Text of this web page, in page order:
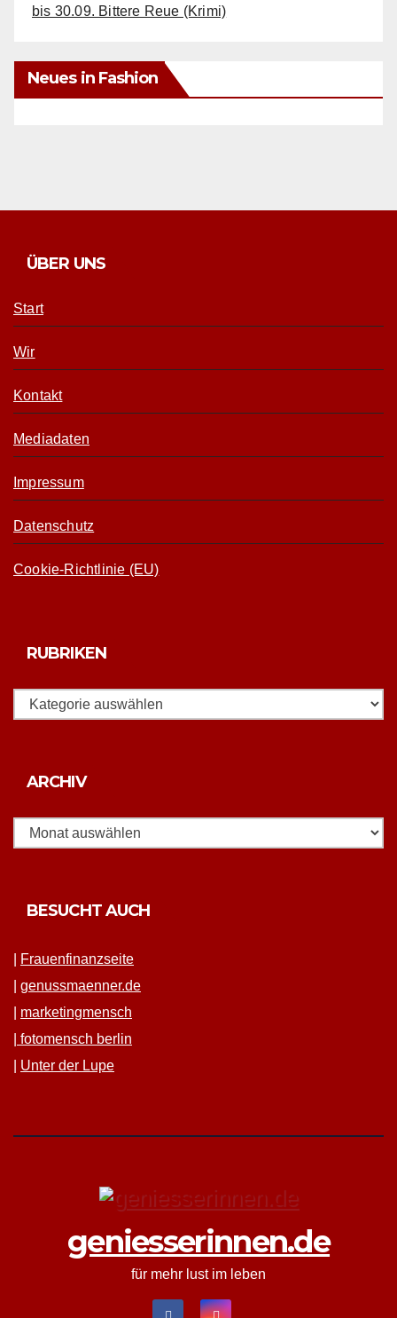
bis 30.09. Bittere Reue (Krimi)
Neues in Fashion
ÜBER UNS
Start
Wir
Kontakt
Mediadaten
Impressum
Datenschutz
Cookie-Richtlinie (EU)
RUBRIKEN
Rubriken
ARCHIV
BESUCHT AUCH
Frauen­fi­nanz­seite
genussmaenner.de
mar­ket­ing­men­sch
fotomen­sch berlin
Unter der Lupe
geniesserinnen.de
für mehr lust im leben